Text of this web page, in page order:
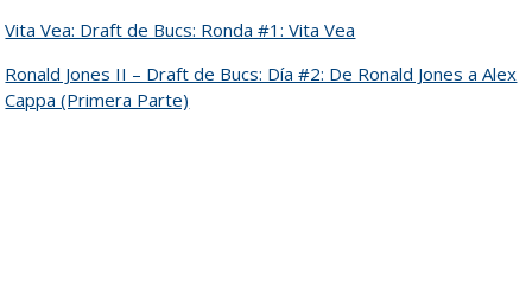
Vita Vea: Draft de Bucs: Ronda #1: Vita Vea
Ronald Jones II – Draft de Bucs: Día #2: De Ronald Jones a Alex
Cappa (Primera Parte)